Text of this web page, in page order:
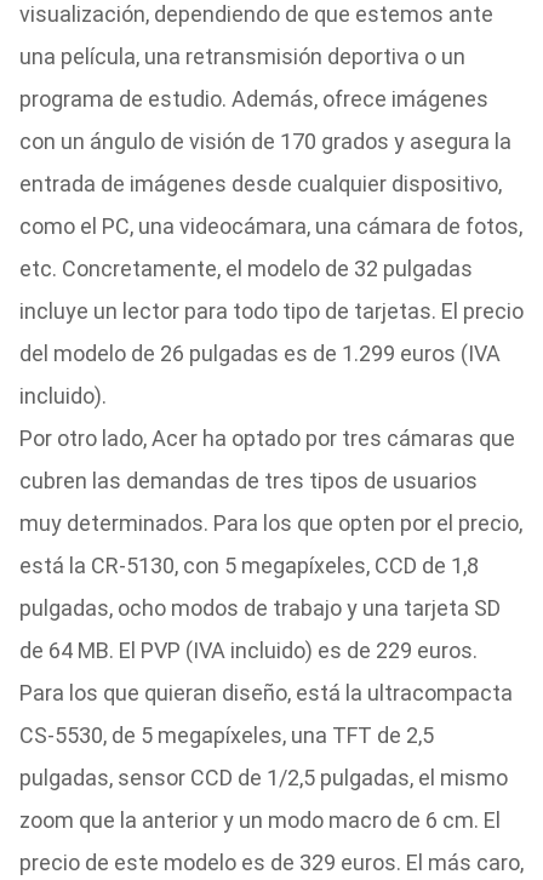
visualización, dependiendo de que estemos ante
una película, una retransmisión deportiva o un
programa de estudio. Además, ofrece imágenes
con un ángulo de visión de 170 grados y asegura la
entrada de imágenes desde cualquier dispositivo,
como el PC, una videocámara, una cámara de fotos,
etc. Concretamente, el modelo de 32 pulgadas
incluye un lector para todo tipo de tarjetas. El precio
del modelo de 26 pulgadas es de 1.299 euros (IVA
incluido).
Por otro lado, Acer ha optado por tres cámaras que
cubren las demandas de tres tipos de usuarios
muy determinados. Para los que opten por el precio,
está la CR-5130, con 5 megapíxeles, CCD de 1,8
pulgadas, ocho modos de trabajo y una tarjeta SD
de 64 MB. El PVP (IVA incluido) es de 229 euros.
Para los que quieran diseño, está la ultracompacta
CS-5530, de 5 megapíxeles, una TFT de 2,5
pulgadas, sensor CCD de 1/2,5 pulgadas, el mismo
zoom que la anterior y un modo macro de 6 cm. El
precio de este modelo es de 329 euros. El más caro,